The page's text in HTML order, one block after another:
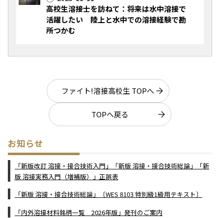
高校生溶接士を訪ねて：将来は水中溶接で
活躍したい 陸上と水中での溶接経験で勘
所つかむ
ファイト!溶接高校生 TOPへ
TOPへ戻る
お知らせ
「新版改訂 溶接・接合技術入門」「新版 溶接・接合技術総論」「新
版 溶接実務入門（増補版）」正誤表
「新版 溶接・接合技術総論」〔WES 8103 特別級1級用テキスト〕
「内外溶接材料銘柄一覧 2026年版」発刊のご案内